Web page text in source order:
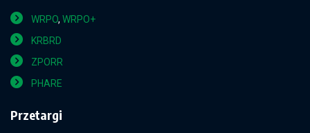
WRPO, WRPO+
KRBRD
ZPORR
PHARE
Przetargi